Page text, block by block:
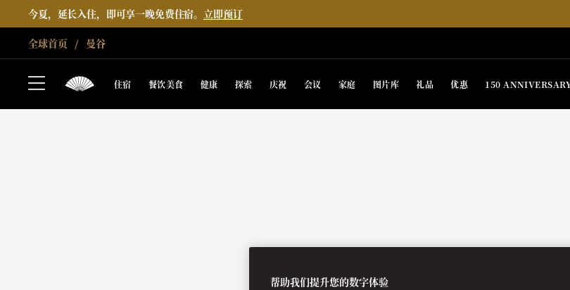
今夏，延长入住，即可享一晚免费住宿。 立即预订
全球首页 曼谷
住宿 餐饮美食 健康 探索 庆祝 会议 家庭 图片库 礼品 优惠 150
帮助我们提升您的数字体验